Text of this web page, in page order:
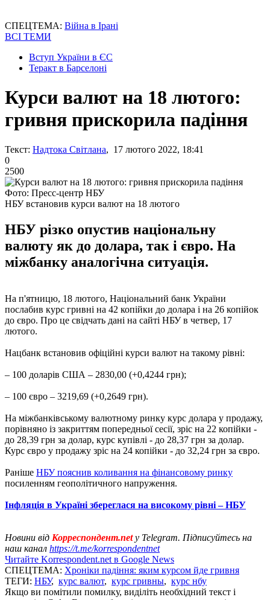
СПЕЦТЕМА: Війна в Ірані
ВСІ ТЕМИ
Вступ України в ЄС
Теракт в Барселоні
Курси валют на 18 лютого:
гривня прискорила падіння
Текст: Надтока Світлана, 17 лютого 2022, 18:41
0
2500
Фото: Пресс-центр НБУ
НБУ встановив курси валют на 18 лютого
НБУ різко опустив національну
валюту як до долара, так і євро. На
міжбанку аналогічна ситуація.
На п'ятницю, 18 лютого, Національний банк України
послабив курс гривні на 42 копійки до долара і на 26 копійок
до євро. Про це свідчать дані на сайті НБУ в четвер, 17
лютого.
Нацбанк встановив офіційні курси валют на такому рівні:
– 100 доларів США – 2830,00 (+0,4244 грн);
– 100 євро – 3219,69 (+0,2649 грн).
На міжбанківському валютному ринку курс долара у продажу,
порівняно із закриттям попередньої сесії, зріс на 22 копійки -
до 28,39 грн за долар, курс купівлі - до 28,37 грн за долар.
Курс євро у продажу зріс на 24 копійки - до 32,24 грн за євро.
Раніше НБУ пояснив коливання на фінансовому ринку
посиленням геополітичного напруження.
Інфляція в Україні збереглася на високому рівні – НБУ
Новини від Корреспондент.netу Telegram. Підписуйтесь на
наш канал https://t.me/korrespondentnet
Читайте Korrespondent.net в Google News
СПЕЦТЕМА: Хроніки падіння: яким курсом йде гривня
ТЕГИ: НБУ, курс валют, курс гривны, курс нбу
Якщо ви помітили помилку, виділіть необхідний текст і